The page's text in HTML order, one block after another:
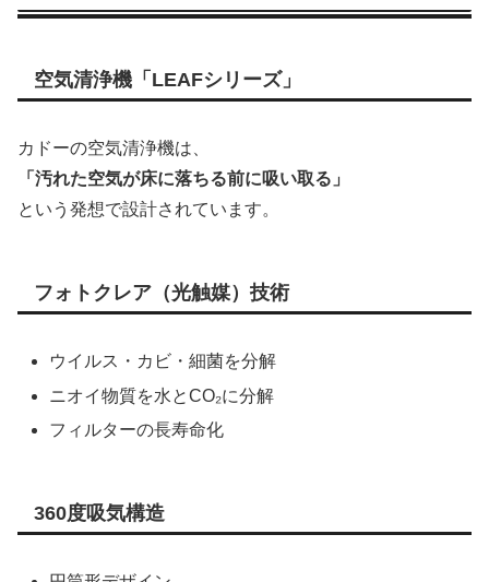
空気清浄機「LEAFシリーズ」
カドーの空気清浄機は、
「汚れた空気が床に落ちる前に吸い取る」
という発想で設計されています。
フォトクレア（光触媒）技術
ウイルス・カビ・細菌を分解
ニオイ物質を水とCO₂に分解
フィルターの長寿命化
360度吸気構造